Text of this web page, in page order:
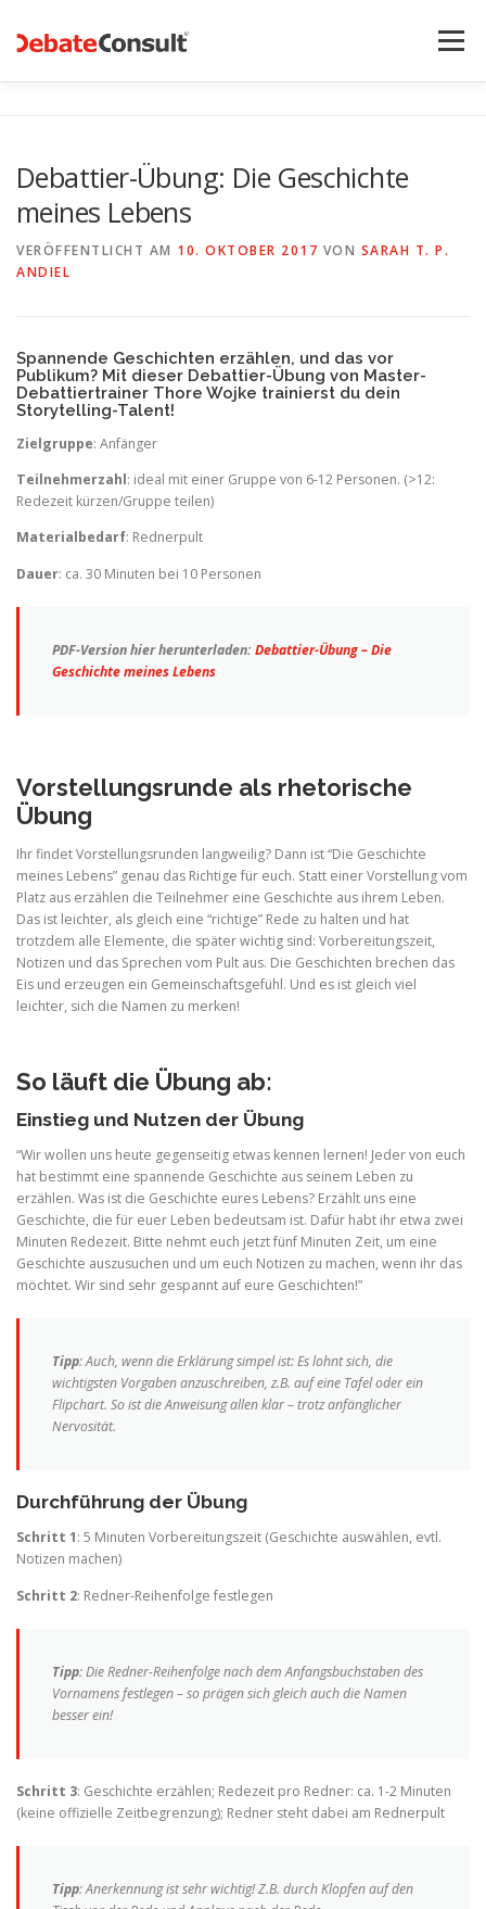
Inhalt
springen
Menü
TEAM KONTAKT
Debattier-Übung: Die Geschichte
meines Lebens
VERÖFFENTLICHT AM 10. OKTOBER 2017 VON SARAH T. P.
ANDIEL
Spannende Geschichten erzählen, und das vor
Publikum? Mit dieser Debattier-Übung von Master-
Debattiertrainer Thore Wojke trainierst du dein
Storytelling-Talent!
Zielgruppe: Anfänger
Teilnehmerzahl: ideal mit einer Gruppe von 6-12 Personen. (>12:
Redezeit kürzen/Gruppe teilen)
Materialbedarf: Rednerpult
Dauer: ca. 30 Minuten bei 10 Personen
PDF-Version hier herunterladen:Debattier-Übung – Die
Geschichte meines Lebens
Vorstellungsrunde als rhetorische
Übung
Ihr findet Vorstellungsrunden langweilig? Dann ist “Die Geschichte
meines Lebens” genau das Richtige für euch. Statt einer Vorstellung vom
Platz aus erzählen die Teilnehmer eine Geschichte aus ihrem Leben.
Das ist leichter, als gleich eine “richtige” Rede zu halten und hat
trotzdem alle Elemente, die später wichtig sind: Vorbereitungszeit,
Notizen und das Sprechen vom Pult aus. Die Geschichten brechen das
Eis und erzeugen ein Gemeinschaftsgefühl. Und es ist gleich viel
leichter, sich die Namen zu merken!
So läuft die Übung ab:
Einstieg und Nutzen der Übung
“Wir wollen uns heute gegenseitig etwas kennen lernen! Jeder von euch
hat bestimmt eine spannende Geschichte aus seinem Leben zu
erzählen. Was ist die Geschichte eures Lebens? Erzählt uns eine
Geschichte, die für euer Leben bedeutsam ist. Dafür habt ihr etwa zwei
Minuten Redezeit. Bitte nehmt euch jetzt fünf Minuten Zeit, um eine
Geschichte auszusuchen und um euch Notizen zu machen, wenn ihr das
möchtet. Wir sind sehr gespannt auf eure Geschichten!”
Tipp: Auch, wenn die Erklärung simpel ist: Es lohnt sich, die
wichtigsten Vorgaben anzuschreiben, z.B. auf eine Tafel oder ein
Flipchart. So ist die Anweisung allen klar – trotz anfänglicher
Nervosität.
Durchführung der Übung
Schritt 1: 5 Minuten Vorbereitungszeit (Geschichte auswählen, evtl.
Notizen machen)
Schritt 2: Redner-Reihenfolge festlegen
Tipp: Die Redner-Reihenfolge nach dem Anfangsbuchstaben des
Vornamens festlegen – so prägen sich gleich auch die Namen
besser ein!
Schritt 3: Geschichte erzählen; Redezeit pro Redner: ca. 1-2 Minuten
(keine offizielle Zeitbegrenzung); Redner steht dabei am Rednerpult
Tipp: Anerkennung ist sehr wichtig! Z.B. durch Klopfen auf den